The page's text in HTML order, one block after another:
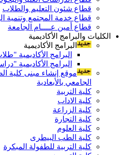
قطاع شئون التعليم والطلاب
قطاع خدمة المجتمع وتنمية
قطاع أمين عــــام الجامعة
الكليات والبرامج الأكاديمية
البرامج الأكاديمية
البرامج الأكاديمية
البرامج الأكاديمية
موقع إنشاء مبنى كلية
الجامعي بالأبعادية
كلية التربية
كلية الاداب
كلية الزراعة
كلية التجارة
كلية العلوم
كلية الطب البيطرى
كلية التربية للطفولة المبكرة